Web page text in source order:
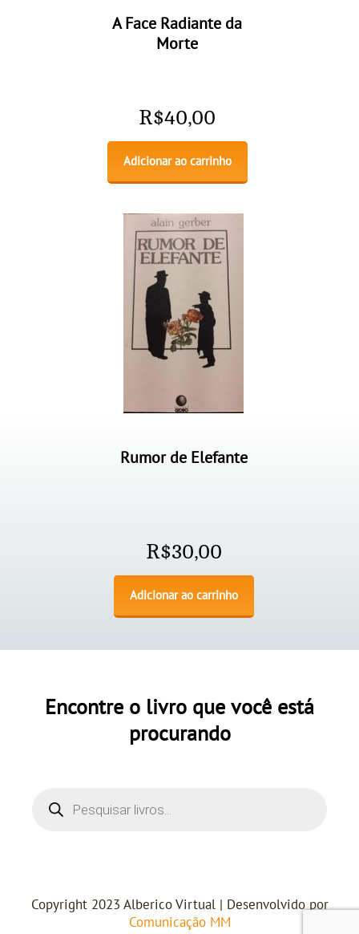
A Face Radiante da
Morte
R$40,00
Adicionar ao carrinho
Rumor de Elefante
R$30,00
Adicionar ao carrinho
Encontre o livro que você está
procurando
Copyright 2023 Alberico Virtual | Desenvolvido por
Comunicação MM